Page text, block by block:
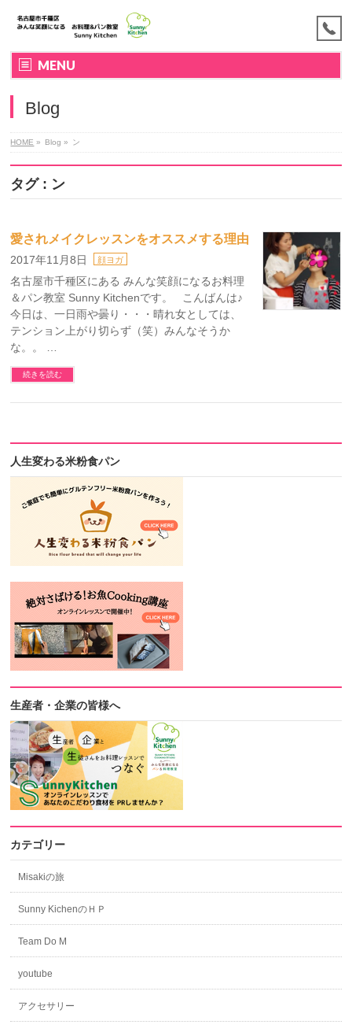
MENU
Blog
HOME » Blog » ン
タグ : ン
愛されメイクレッスンをオススメする理由
2017年11月8日 顔ヨガ
名古屋市千種区にある みんな笑顔になるお料理
＆パン教室 Sunny Kitchenです。 こんばんは♪
今日は、一日雨や曇り・・・晴れ女としては、
テンション上がり切らず（笑）みんなそうか
な。。 …
続きを読む
人生変わる米粉食パン
生産者・企業の皆様へ
カテゴリー
Misakiの旅
Sunny KichenのＨＰ
Team Do M
youtube
アクセサリー